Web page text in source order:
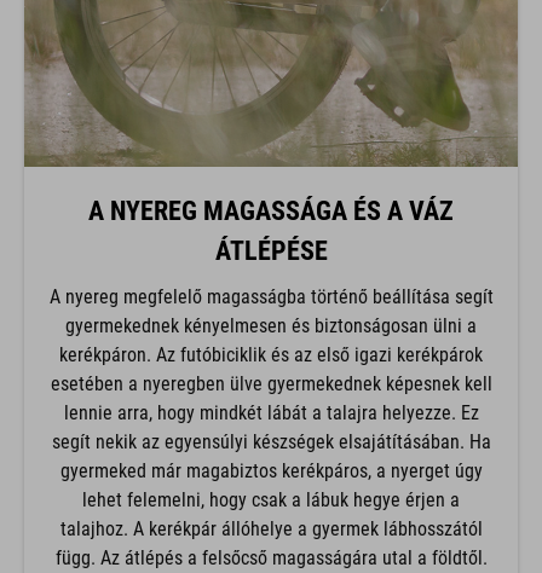
A NYEREG MAGASSÁGA ÉS A VÁZ
ÁTLÉPÉSE
A nyereg megfelelő magasságba történő beállítása segít
gyermekednek kényelmesen és biztonságosan ülni a
kerékpáron. Az futóbiciklik és az első igazi kerékpárok
esetében a nyeregben ülve gyermekednek képesnek kell
lennie arra, hogy mindkét lábát a talajra helyezze. Ez
segít nekik az egyensúlyi készségek elsajátításában. Ha
gyermeked már magabiztos kerékpáros, a nyerget úgy
lehet felemelni, hogy csak a lábuk hegye érjen a
talajhoz. A kerékpár állóhelye a gyermek lábhosszától
függ. Az átlépés a felsőcső magasságára utal a földtől.